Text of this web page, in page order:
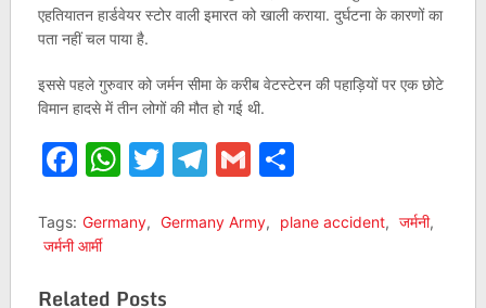
एहतियातन हार्डवेयर स्टोर वाली इमारत को खाली कराया. दुर्घटना के कारणों का
पता नहीं चल पाया है.
इससे पहले गुरुवार को जर्मन सीमा के करीब वेटस्टेरन की पहाड़ियों पर एक छोटे
विमान हादसे में तीन लोगों की मौत हो गई थी.
Facebook
WhatsApp
Twitter
Telegram
GmailShare
Tags: Germany, Germany Army, plane accident, जर्मनी,
जर्मनी आर्मी
Related Posts